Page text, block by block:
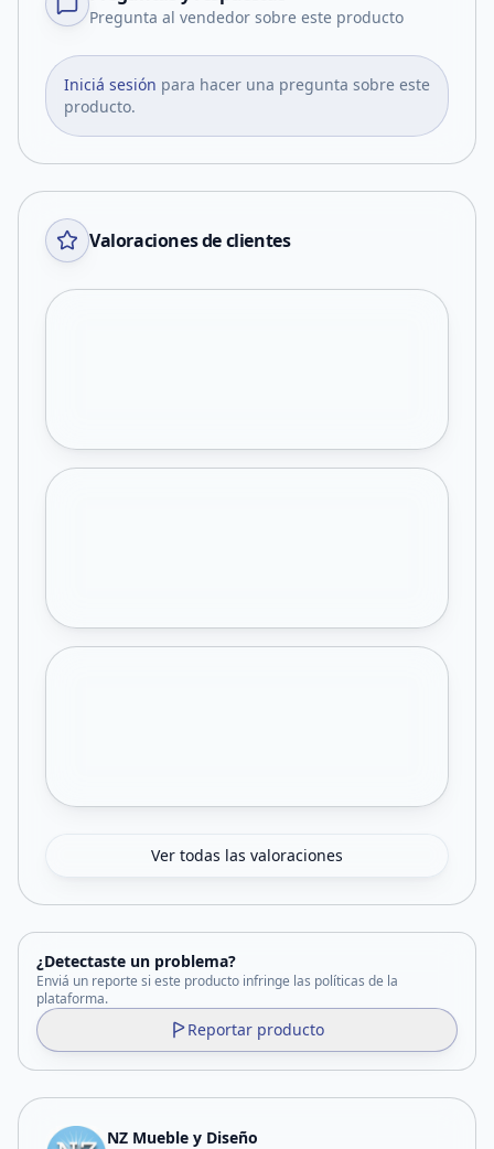
Pregunta al vendedor sobre este producto
Iniciá sesión para hacer una pregunta sobre este
producto.
Valoraciones de clientes
Ver todas las valoraciones
¿Detectaste un problema?
Enviá un reporte si este producto infringe las políticas de la
plataforma.
Reportar producto
NZ Mueble y Diseño